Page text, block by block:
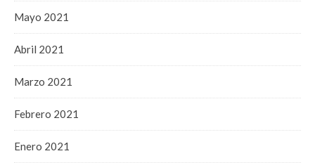
Mayo 2021
Abril 2021
Marzo 2021
Febrero 2021
Enero 2021